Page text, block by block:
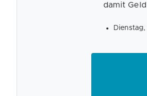
damit